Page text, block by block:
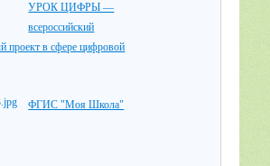
УРОК ЦИФРЫ —
всероссийский
проект в сфере цифровой
ФГИС "Моя Школа"